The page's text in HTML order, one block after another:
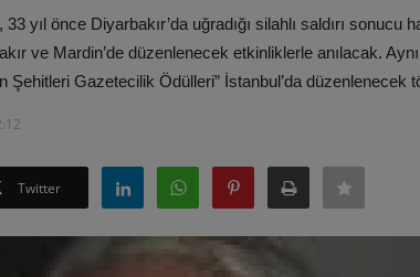
yıl önce Diyarbakır’da uğradığı silahlı saldırı sonucu
ve Mardin’de düzenlenecek etkinliklerle anılacak.
Şehitleri Gazetecilik Ödülleri” İstanbul’da düzenlenecek
Twitter